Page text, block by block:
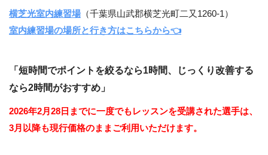
横芝光室内練習場 （千葉県山武郡横芝光町二又1260-1）
室内練習場の場所と行き方はこちらから👈
「短時間でポイントを絞るなら1時間、じっくり改善する
なら2時間がおすすめ」
2026年2月28日までに一度でもレッスンを受講された選手は、
3月以降も現行価格のままご利用いただけます。